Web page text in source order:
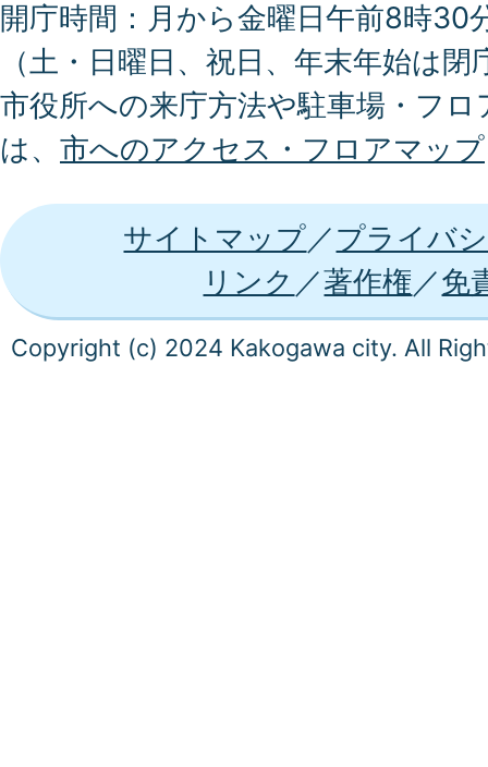
開庁時間：月から金曜日午前8時30
（土・日曜日、祝日、年末年始は閉
市役所への来庁方法や駐車場・フ
は、 市へのアクセス・フロアマップ
サイトマップ
プライバ
リンク
著作権 免
Copyright (c) 2024 Kakogawa city. All